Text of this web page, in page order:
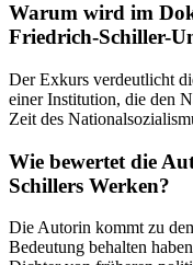
Warum wird im
Friedrich-Schiller-
Der Exkurs verdeutlicht
einer Institution, die den
Zeit des
Wie bewertet die
Schillers Werken?
Die Autorin kommt zu
Bedeutung behalten